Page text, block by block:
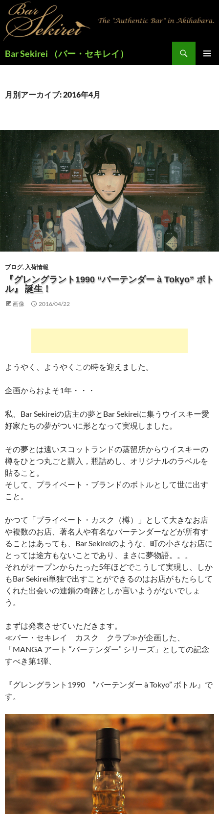
Bar Sekirei （バー・セキレイ）
索
ン
ッ
月別アーカイブ: 2016年4月
ブログ, 入荷情報
『グレングラント1990 “バーテンダー à Tokyo” ボト
ル』 誕生！
画像 2016/04/22
ようやく、ようやくこの時を迎えました。
企画からおよそ1年・・・
私、Bar Sekireiの店主の夢とBar Sekireiに集うウイスキー愛
好家たちの夢がついに形となって実現しました。
その夢とは遠いスコットランドの蒸留所からウイスキーの
樽をひとつ丸ごと購入，瓶詰めし、オリジナルのラベルを
貼ること。
そして、プライベート・ブランドのボトルとして世に出す
こと。
かつて「プライベート・カスク（樽）」として大きなお店
や複数のお店、著名人や有名なバーテンダーなどが所有す
ることはあっても、Bar Sekireiのような、町の小さなお店に
とっては途方もないことであり、まさに夢物語。。。
それがオープンからたった5年ほどでこうして実現し、しか
もBar Sekirei単独で出すことができるのはお店がもたらして
くれた出会いの連鎖の奇跡としか言いようがないでしょ
う。
まずは発表させていただきます。
≪バー・セキレイ カスク クラブ≫が企画した、
「MANGA アート “バーテンダー” シリーズ」としての記念
すべき第1弾、
『グレングラント1990 “バーテンダー à Tokyo” ボトル』で
す。